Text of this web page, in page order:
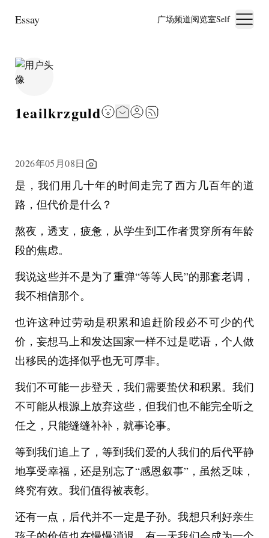
Essay 广场频道阅览室Self
1eailkrzguld
2026年05月08日
是，我们用几十年的时间走完了西方几百年的道
路，但代价是什么？
熬夜，透支，疲惫，从学生到工作者贯穿所有年龄
段的焦虑。
我说这些并不是为了重弹“等等人民”的那套老调，
我不相信那个。
也许这种过劳动是积累和追赶阶段必不可少的代
价，妄想马上和发达国家一样不过是呓语，个人做
出移民的选择似乎也无可厚非。
我们不可能一步登天，我们需要蛰伏和积累。我们
不可能从根源上放弃这些，但我们也不能完全听之
任之，只能缝缝补补，就事论事。
等到我们追上了，等到我们爱的人我们的后代平静
地享受幸福，还是别忘了“感恩叙事”，虽然乏味，
终究有效。我们值得被表彰。
还有一点，后代并不一定是子孙。我想只利好亲生